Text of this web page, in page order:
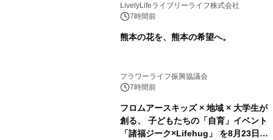
LivelyLifeライブリーライフ株式会社
7時間前
熊本の花を、熊本の希望へ。
フラワーライフ振興協議会
7時間前
フロムアースキッズ × 地域 × 大学生が
創る、 子どもたちの「自育」イベント
「諸福ジーク×Lifehug」 を8月23日